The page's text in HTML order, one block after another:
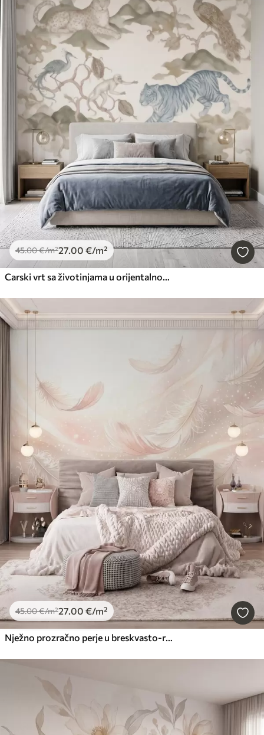
45.00€/m²27.00 €/m²
Carski vrt sa životinjama u orijentalnom stilu - majmunom, leopardom, tigrom, paunom i čapljom
45.00€/m²27.00 €/m²
Nježno prozračno perje u breskvasto-ružičastoj izmaglici sa svjetlucavim efektom